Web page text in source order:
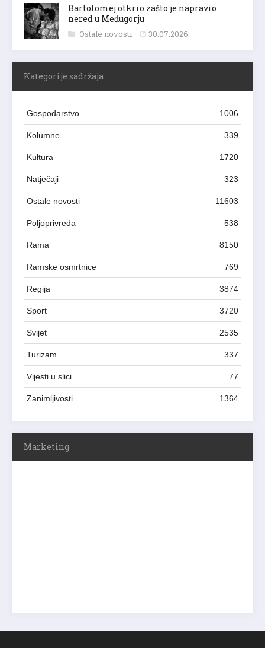
Bartolomej otkrio zašto je napravio
nered u Međugorju
Ostale novosti 30.07.2026.
Kategorije sadržaja
Gospodarstvo 1006
Kolumne 339
Kultura 1720
Natječaji 323
Ostale novosti 11603
Poljoprivreda 538
Rama 8150
Ramske osmrtnice 769
Regija 3874
Sport 3720
Svijet 2535
Turizam 337
Vijesti u slici 77
Zanimljivosti 1364
Marketing